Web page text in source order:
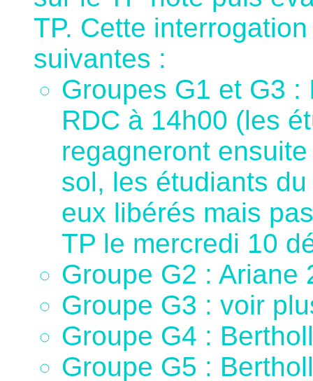
TP. Cette
suivantes :
Groupes G1 et G3
RDC à 14h00 (les
regagneront
sol, les étudiants
eux libérés mais
TP le mercredi 10
Groupe G2 : Ariane
Groupe G3 : voir
Groupe G4 :
Groupe G5 :